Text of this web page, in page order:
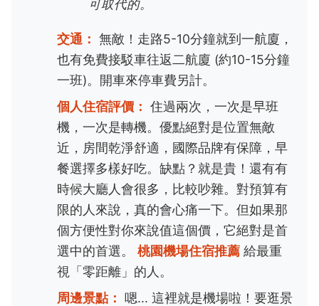
可取代的。
交通： 無敵！走路5-10分鐘就到一航廈，
也有免費接駁車往返二航廈 (約10-15分鐘
一班)。開車來停車費另計。
個人住宿評價： 住過兩次，一次是早班
機，一次是轉機。優點絕對是位置無敵
近，房間乾淨舒適，國際品牌有保障，早
餐選擇多樣好吃。缺點？就是貴！還有有
時候大廳人會很多，比較吵雜。對預算有
限的人來說，真的會心痛一下。但如果那
個方便性對你來說值這個價，它絕對是首
選中的首選。 桃園機場住宿推薦 給最重
視「零距離」的人。
周邊景點： 嗯... 這裡就是機場啦！要逛景